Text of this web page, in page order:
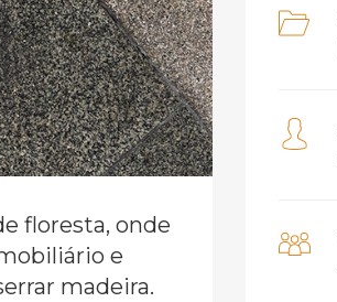
floresta, onde
e
madeira.